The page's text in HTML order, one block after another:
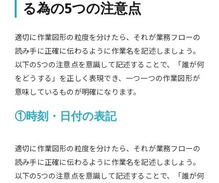
る為の5つの注意点
適切に作業図形の粒度を分けたら、それが業務フローの
読み手に正確に伝わるように作業名を記述しましょう。
以下の5つの注意点を意識して記述することで、「誰が何
をどうする」を正しく表現でき、一つ一つの作業図形が
意味しているものが明確になります。
①時刻・日付の表記
適切に作業図形の粒度を分けたら、それが業務フローの
読み手に正確に伝わるように作業名を記述しましょう。
以下の5つの注意点を意識して記述することで、「誰が何